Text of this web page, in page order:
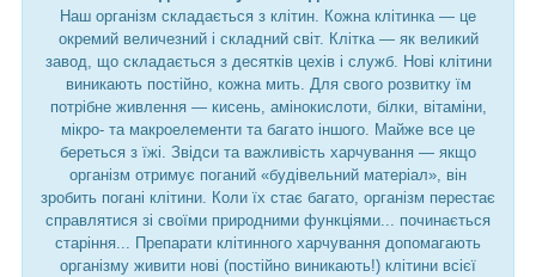
Наш організм складається з клітин. Кожна клітинка — це
окремий величезний і складний світ. Клітка — як великий
завод, що складається з десятків цехів і служб. Нові клітини
виникають постійно, кожна мить. Для свого розвитку їм
потрібне живлення — кисень, амінокислоти, білки, вітаміни,
мікро- та макроелементи та багато іншого. Майже все це
береться з їжі. Звідси та важливість харчування — якщо
організм отримує поганий «будівельний матеріал», він
зробить погані клітини. Коли їх стає багато, організм перестає
справлятися зі своїми природними функціями... починається
старіння... Препарати клітинного харчування допомагають
організму живити нові (постійно виникають!) клітини всієї